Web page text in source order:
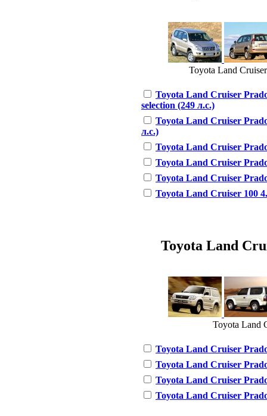
Toyota Land
Toyota Land Cruiser
selection (249 л.с.)
Toyota Land Cruiser
л.с.)
Toyota Land Cruiser
Toyota Land Cruiser
Toyota Land Cruiser
Toyota Land Cruiser 100
Toyota Land
Toyota Land
Toyota Land Cruiser
Toyota Land Cruiser
Toyota Land Cruiser
Toyota Land Cruiser